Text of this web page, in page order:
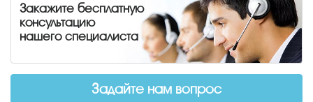
Закажите бесплатную
консультацию
нашего специалиста
Задайте нам вопрос